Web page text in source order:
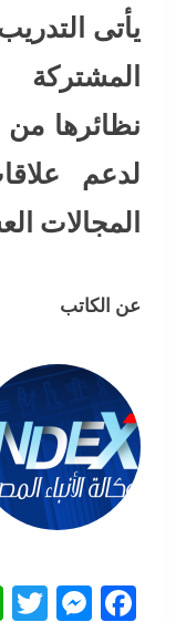
يأتى
نظائرها من
لدعم
المجالات
عن الكاتب